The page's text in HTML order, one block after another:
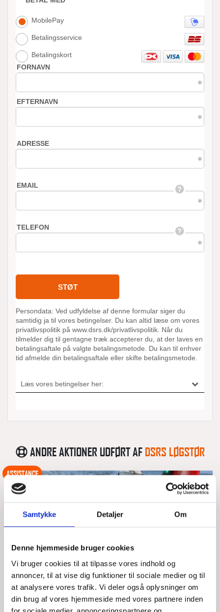
Samtykke Detaljer Om
Denne hjemmeside bruger cookies
Vi bruger cookies til at tilpasse vores indhold og
annoncer, til at vise dig funktioner til sociale medier og til
at analysere vores trafik. Vi deler også oplysninger om
din brug af vores hjemmeside med vores partnere inden
ANDRE AKTIONER UDFØRT AF DSRS LØGSTØR
ASSISTANCE